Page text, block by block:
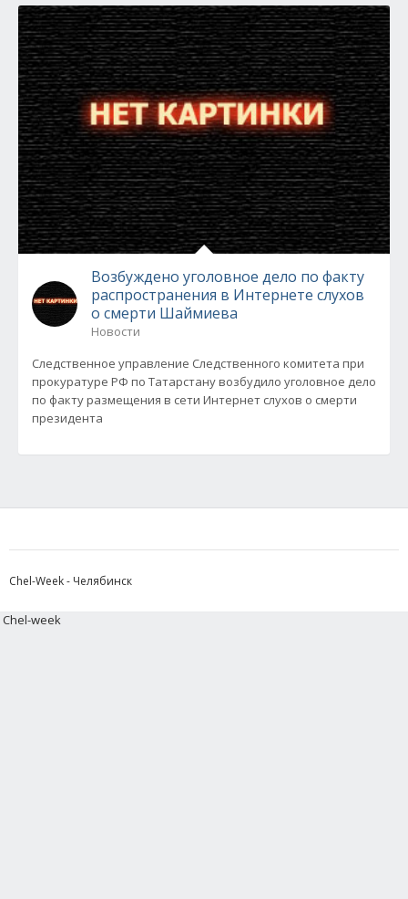
Возбуждено уголовное дело по факту
распространения в Интернете слухов
о смерти Шаймиева
Новости
Следственное управление Следственного комитета при
прокуратуре РФ по Татарстану возбудило уголовное дело
по факту размещения в сети Интернет слухов о смерти
президента
Chel-Week - Челябинск
Chel-week